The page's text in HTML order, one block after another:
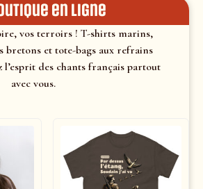
en ligne
vos terroirs ! T-shirts marins,
bretons et tote-bags aux refrains
l’esprit des chants français partout
avec vous.